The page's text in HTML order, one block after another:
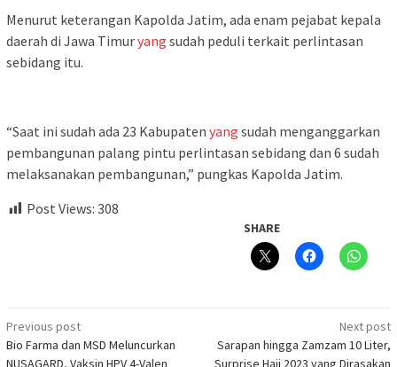
Menurut keterangan Kapolda Jatim, ada enam pejabat kepala
daerah di Jawa Timuryang sudah peduli terkait perlintasan
sebidang itu.
“Saat ini sudah ada 23 Kabupaten yang sudah menganggarkan
pembangunan palang pintu perlintasan sebidang dan 6 sudah
melaksanakan pembangunan,” pungkas Kapolda Jatim.
Post Views: 308
SHARE
Post
navigation
Previous post
Bio Farma dan MSD Meluncurkan
Next post
Sarapan hingga Zamzam 10 Liter,